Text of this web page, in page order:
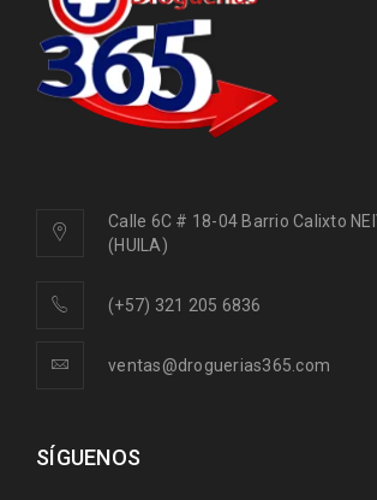
Calle 6C # 18-04 Barrio Calixto
(HUILA)
(+57) 321 205 6836
ventas@droguerias365.com
SÍGUENOS